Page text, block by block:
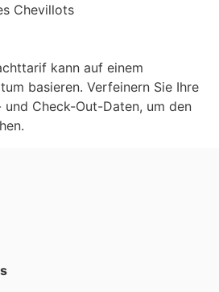
Chevillots
kann auf einem
basieren. Verfeinern Sie Ihre
und Check-Out-Daten, um den